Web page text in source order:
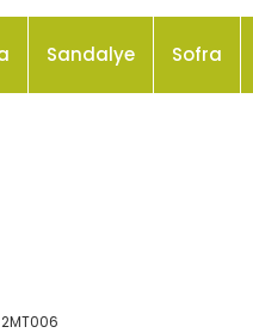
Sandalye Sofra